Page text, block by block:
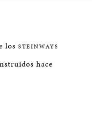
los STEINWAYS
hace